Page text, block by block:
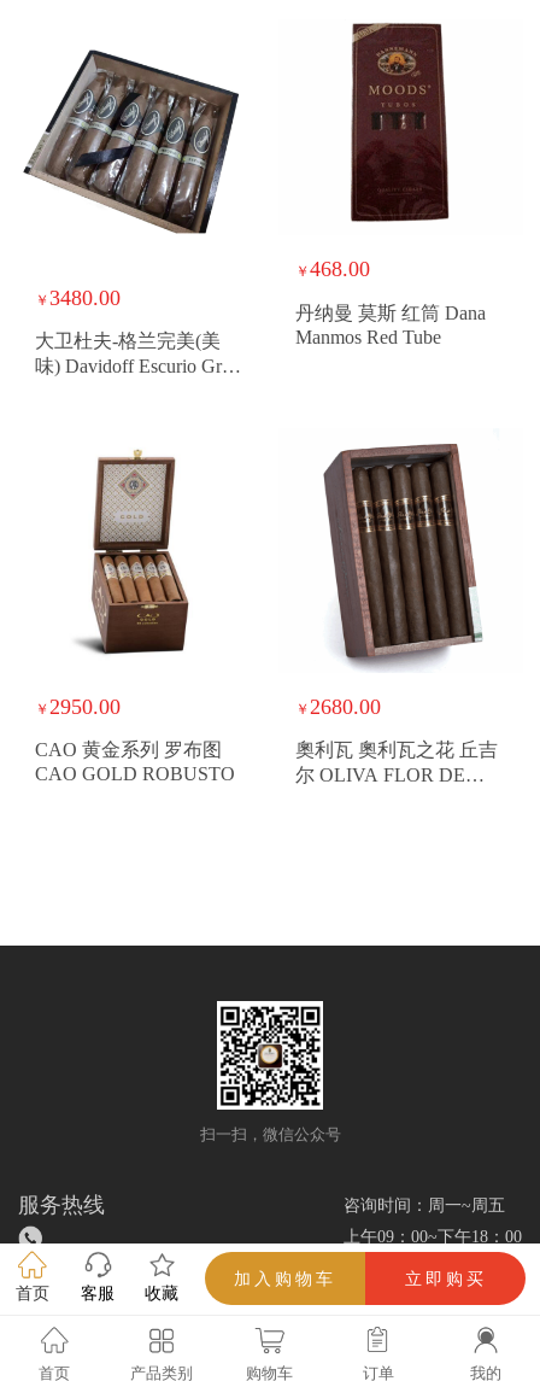
首页 客服 收藏
加入购物车 立即购买
￥ 3480.00
大卫杜夫-格兰完美(美
味) Davidoff Escurio Gran
￥ 468.00
丹纳曼 莫斯 红筒 Dana
Manmos Red Tube
￥ 2950.00
CAO 黄金系列 罗布图
CAO GOLD ROBUSTO
￥ 2680.00
奧利瓦 奧利瓦之花 丘吉
尔 OLIVA FLOR DE
扫一扫，微信公众号
服务热线
咨询时间：周一~周五
上午09：00~下午18：00
雪茄优选网/www.xuejieok.com/所有解释权（吸烟有害健康，未成年人禁止吸
烟）
首页 产品类别 购物车 订单 我的